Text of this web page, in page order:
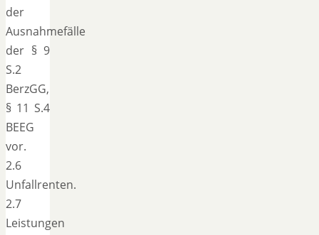
der
Ausnahmefälle
der § 9
S.2
BerzGG,
§ 11 S.4
BEEG
vor.
2.6
Unfallrenten.
2.7
Leistungen